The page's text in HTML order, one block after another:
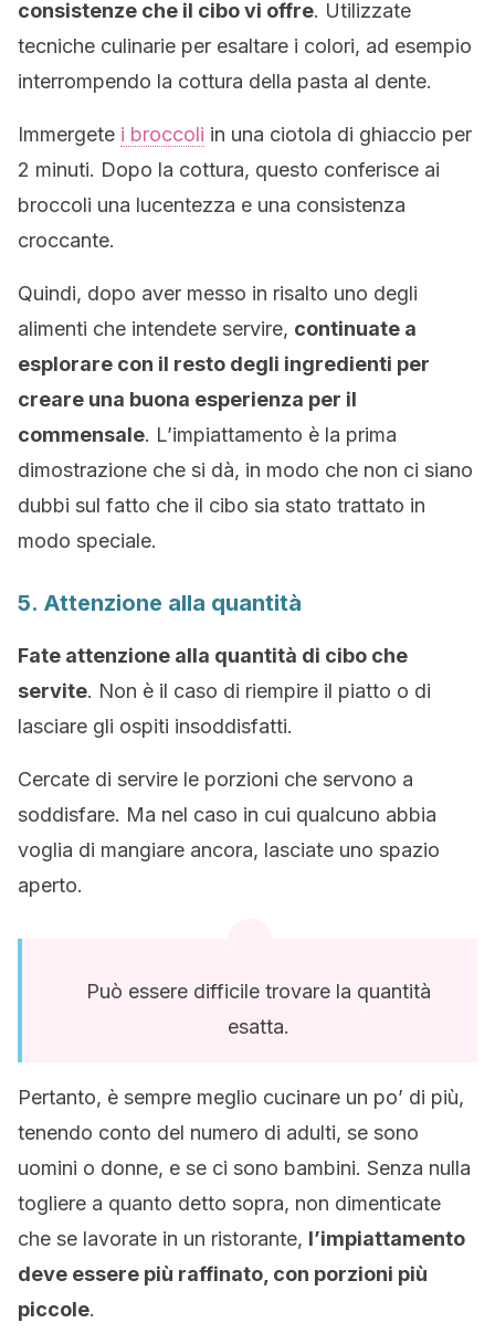
consistenze che il cibo vi offre. Utilizzate
tecniche culinarie per esaltare i colori, ad esempio
interrompendo la cottura della pasta al dente.
Immergete i broccoli in una ciotola di ghiaccio per
2 minuti. Dopo la cottura, questo conferisce ai
broccoli una lucentezza e una consistenza
croccante.
Quindi, dopo aver messo in risalto uno degli
alimenti che intendete servire, continuate a
esplorare con il resto degli ingredienti per
creare una buona esperienza per il
commensale. L’impiattamento è la prima
dimostrazione che si dà, in modo che non ci siano
dubbi sul fatto che il cibo sia stato trattato in
modo speciale.
5. Attenzione alla quantità
Fate attenzione alla quantità di cibo che
servite. Non è il caso di riempire il piatto o di
lasciare gli ospiti insoddisfatti.
Cercate di servire le porzioni che servono a
soddisfare. Ma nel caso in cui qualcuno abbia
voglia di mangiare ancora, lasciate uno spazio
aperto.
Può essere difficile trovare la quantità
esatta.
Pertanto, è sempre meglio cucinare un po’ di più,
tenendo conto del numero di adulti, se sono
uomini o donne, e se ci sono bambini. Senza nulla
togliere a quanto detto sopra, non dimenticate
che se lavorate in un ristorante, l’impiattamento
deve essere più raffinato, con porzioni più
piccole.